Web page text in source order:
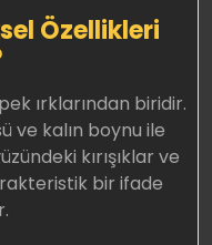
Özellikleri
ırklarından biridir.
ve kalın boynu ile
kırışıklar ve
bir ifade